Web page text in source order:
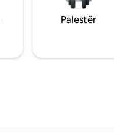
Palestër